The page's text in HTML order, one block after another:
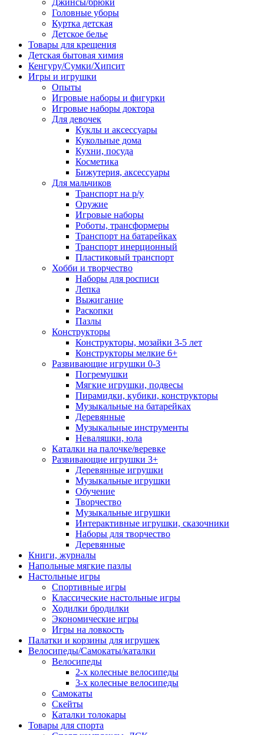
Головные уборы
Куртка детская
Детское белье
Товары для крещения
Детская бытовая химия
Кенгуру/Сумки/Хипсит
Игры и игрушки
Опыты
Игровые наборы и фигурки
Игровые наборы доктора
Для девочек
Куклы и аксессуары
Кукольные дома
Кухни, посуда
Косметика
Бижутерия, аксессуары
Для мальчиков
Транспорт на р/у
Оружие
Игровые наборы
Роботы, трансформеры
Транспорт на батарейках
Транспорт инерционный
Пластиковый транспорт
Хобби и творчество
Наборы для росписи
Лепка
Выжигание
Раскопки
Пазлы
Конструкторы
Конструкторы, мозайки 3-5 лет
Конструкторы мелкие 6+
Развивающие игрушки 0-3
Погремушки
Мягкие игрушки, подвесы
Пирамидки, кубики, конструкторы
Музыкальные на батарейках
Деревянные
Музыкальные инструменты
Неваляшки, юла
Каталки на палочке/веревке
Развивающие игрушки 3+
Деревянные игрушки
Музыкальные игрушки
Обучение
Творчество
Музыкальные игрушки
Интерактивные игрушки, сказочники
Наборы для творчество
Деревянные
Книги, журналы
Напольные мягкие пазлы
Настольные игры
Спортивные игры
Классические настольные игры
Ходилки бродилки
Экономические игры
Игры на ловкость
Палатки и корзины для игрушек
Велосипеды/Самокаты/каталки
Велосипеды
2-х колесные велосипеды
3-х колесные велосипеды
Самокаты
Скейты
Каталки толокары
Товары для спорта